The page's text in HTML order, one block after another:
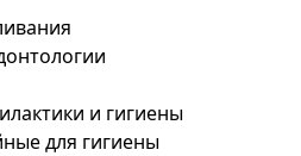
и гигиены
для гигиены